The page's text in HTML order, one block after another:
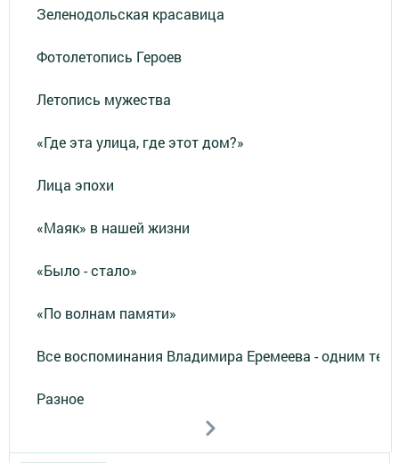
Зеленодольская красавица
Фотолетопись Героев
Летопись мужества
«Где эта улица, где этот дом?»
Лица эпохи
«Маяк» в нашей жизни
«Было - стало»
«По волнам памяти»
Все воспоминания Владимира Еремеева - одним
Разное